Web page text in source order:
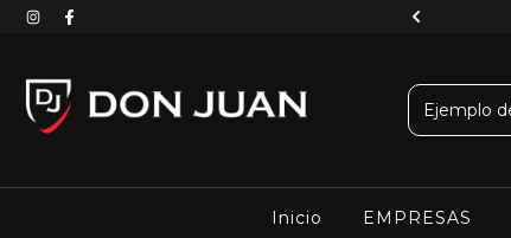
compra segura con Mercado Pago
Inicio EMPRESAS